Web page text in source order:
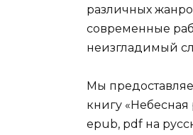
различных
современные
неизгладимый
Мы
книгу
epub, pdf на